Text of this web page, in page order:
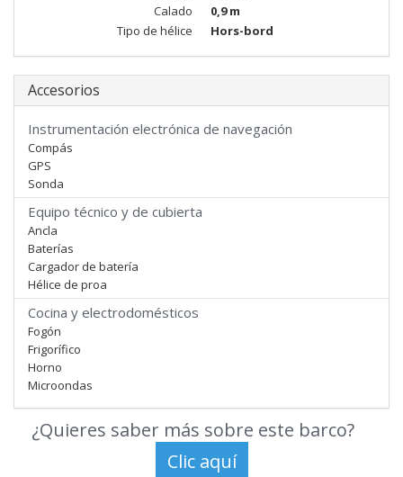
Calado
0,9 m
Tipo de hélice
Hors-bord
Accesorios
Instrumentación electrónica de navegación
Compás
GPS
Sonda
Equipo técnico y de cubierta
Ancla
Baterías
Cargador de batería
Hélice de proa
Cocina y electrodomésticos
Fogón
Frigorífico
Horno
Microondas
¿Quieres saber más sobre este barco?